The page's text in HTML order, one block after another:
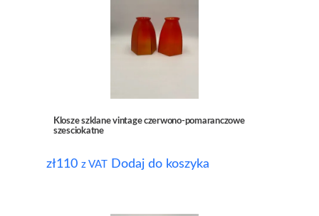
Klosze szklane vintage czerwono-pomaranczowe
szesciokatne
zł110 z VAT Dodaj do koszyka